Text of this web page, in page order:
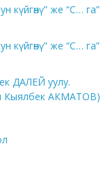
күйгөнү” же “С… га”
күйгөнү” же “С… га”
ДАЛЕЙ уулу.
Кыялбек АКМАТОВ)